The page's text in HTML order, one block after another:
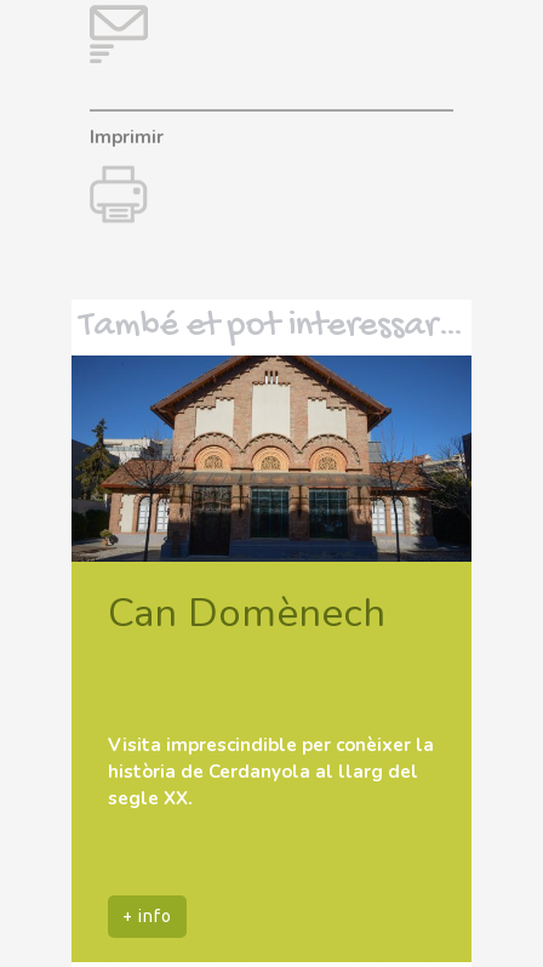
Imprimir
També et pot interessar…
Can Domènech
Visita imprescindible per conèixer la
història de Cerdanyola al llarg del
segle XX.
+ info